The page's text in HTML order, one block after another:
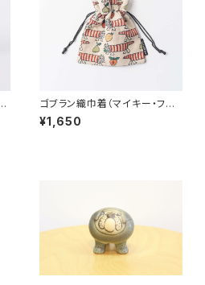
ゴブラン織巾着（マイキー・フル
ーツ） / Lisa Larson リサ・
ラーソン
¥1,650